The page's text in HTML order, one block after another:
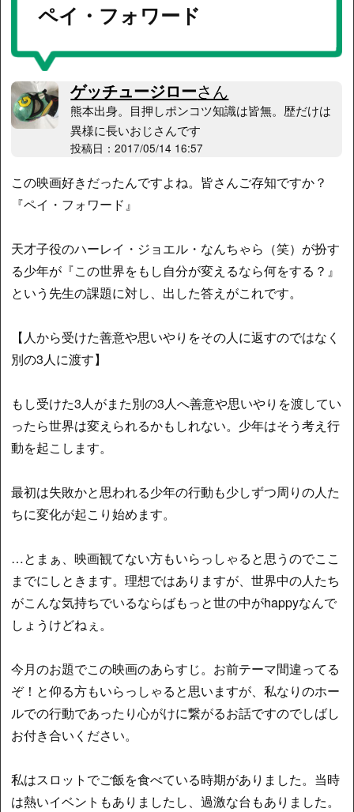
ペイ・フォワード
ゲッチュージローさん
熊本出身。目押しポンコツ知識は皆無。歴だけは
異様に長いおじさんです
投稿日：2017/05/14 16:57
この映画好きだったんですよね。皆さんご存知ですか？
『ペイ・フォワード』
天才子役のハーレイ・ジョエル・なんちゃら（笑）が扮す
る少年が『この世界をもし自分が変えるなら何をする？』
という先生の課題に対し、出した答えがこれです。
【人から受けた善意や思いやりをその人に返すのではなく
別の3人に渡す】
もし受けた3人がまた別の3人へ善意や思いやりを渡してい
ったら世界は変えられるかもしれない。少年はそう考え行
動を起こします。
最初は失敗かと思われる少年の行動も少しずつ周りの人た
ちに変化が起こり始めます。
…とまぁ、映画観てない方もいらっしゃると思うのでここ
までにしときます。理想ではありますが、世界中の人たち
がこんな気持ちでいるならばもっと世の中がhappyなんで
しょうけどねぇ。
今月のお題でこの映画のあらすじ。お前テーマ間違ってる
ぞ！と仰る方もいらっしゃると思いますが、私なりのホー
ルでの行動であったり心がけに繋がるお話ですのでしばし
お付き合いください。
私はスロットでご飯を食べている時期がありました。当時
は熱いイベントもありましたし、過激な台もありました。